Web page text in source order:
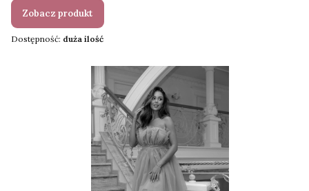
Zobacz produkt
Dostępność: duża ilość